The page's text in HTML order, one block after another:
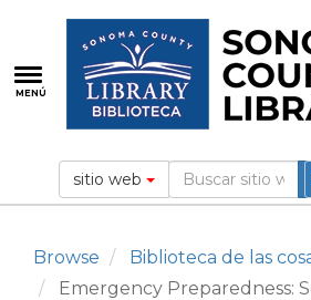
contenido
principal
MENÚ
sitio web
Browse
Biblioteca de las
Emergency Preparedness: